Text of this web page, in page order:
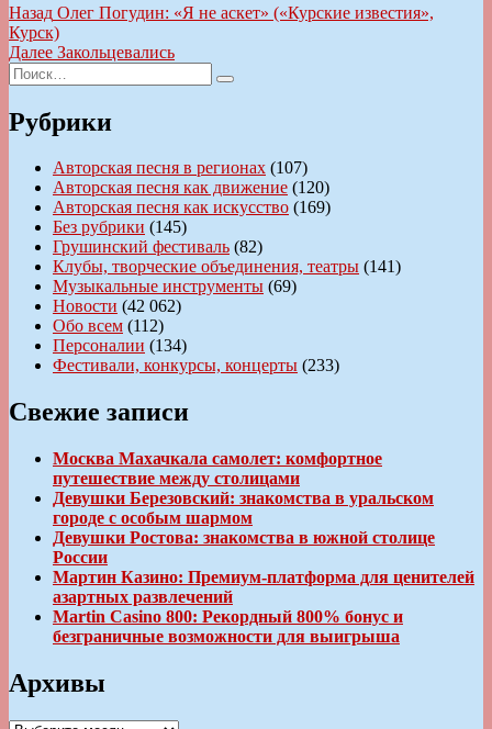
Навигация
по
записям
Назад Предыдущая
запись:
Олег Погудин: «Я не аскет» («Курские известия»,
Курск)
Далее Следующая
Закольцевались
Искать:
Поиск
Рубрики
Авторская песня в регионах (107)
Авторская песня как движение (120)
Авторская песня как искусство (169)
Без рубрики (145)
Грушинский фестиваль (82)
Клубы, творческие объединения, театры (141)
Музыкальные инструменты (69)
Новости (42 062)
Обо всем (112)
Персоналии (134)
Фестивали, конкурсы, концерты (233)
Свежие записи
Москва Махачкала самолет: комфортное
путешествие между столицами
Девушки Березовский: знакомства в уральском
городе с особым шармом
Девушки Ростова: знакомства в южной столице
России
Мартин Казино: Премиум-платформа для ценителей
азартных развлечений
Martin Casino 800: Рекордный 800% бонус и
безграничные возможности для выигрыша
Архивы